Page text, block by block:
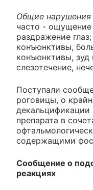
Общие нарушения
часто - ощущение
раздражение
конъюнктивы,
конъюнктивы, зуд
слезотечение,
Поступали
роговицы, о
препарата в
содержащими
Сообщение о
реакциях